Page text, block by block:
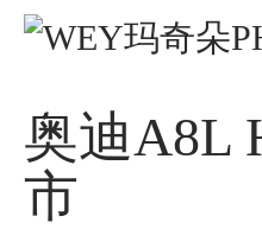
奥迪A8L
市